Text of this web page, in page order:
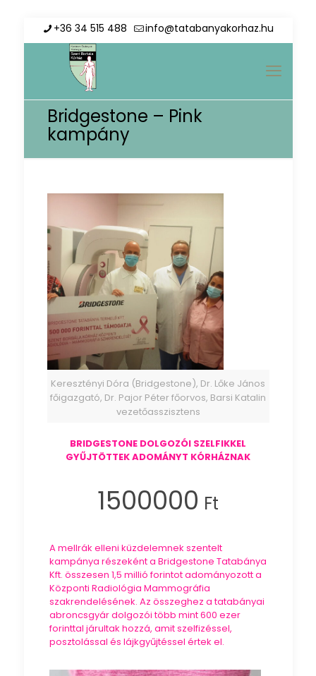
+36 34 515 488 info@tatabanyakorhaz.hu
Bridgestone – Pink
kampány
Keresztényi Dóra (Bridgestone), Dr. Lőke János
főigazgató, Dr. Pajor Péter főorvos, Barsi Katalin
vezetőasszisztens
BRIDGESTONE DOLGOZÓI SZELFIKKEL
GYŰJTÖTTEK ADOMÁNYT KÓRHÁZNAK
1500000 Ft
A mellrák elleni küzdelemnek szentelt
kampánya részeként a Bridgestone Tatabánya
Kft. összesen 1,5 millió forintot adományozott a
Központi Radiológia Mammográfia
szakrendelésének. Az összeghez a tatabányai
abroncsgyár dolgozói több mint 600 ezer
forinttal járultak hozzá, amit szelfizéssel,
posztolással és lájkgyűjtéssel értek el.